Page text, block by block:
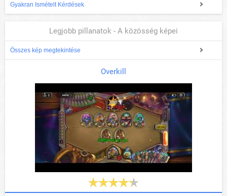
Gyakran Ismételt Kérdések
Legjobb pillanatok - A közösség képei
Összes kép megtekintése
Overkill